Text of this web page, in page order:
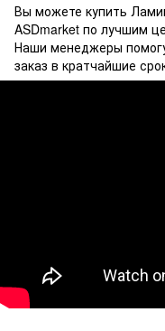
Вы можете купить
ASDmarket по лучшим
Наши менеджеры
заказ в кратчайшие